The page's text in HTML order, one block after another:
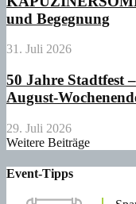
und Begegnung
31. Juli 2026
50 Jahre Stadtfest
August-
29. Juli 2026
Weitere Beiträge
Event-Tipps